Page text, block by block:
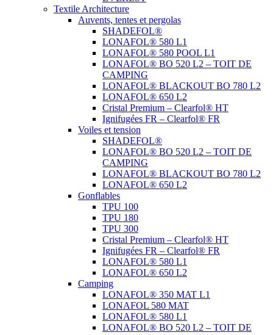
Textile Architecture
Auvents, tentes et pergolas
SHADEFOL®
LONAFOL® 580 L1
LONAFOL® 580 POOL L1
LONAFOL® BO 520 L2 – TOIT DE
CAMPING
LONAFOL® BLACKOUT BO 780 L2
LONAFOL® 650 L2
Cristal Premium – Clearfol® HT
Ignifugées FR – Clearfol® FR
Voiles et tension
SHADEFOL®
LONAFOL® BO 520 L2 – TOIT DE
CAMPING
LONAFOL® BLACKOUT BO 780 L2
LONAFOL® 650 L2
Gonflables
TPU 100
TPU 180
TPU 300
Cristal Premium – Clearfol® HT
Ignifugées FR – Clearfol® FR
LONAFOL® 580 L1
LONAFOL® 650 L2
Camping
LONAFOL® 350 MAT L1
LONAFOL 580 MAT
LONAFOL® 580 L1
LONAFOL® BO 520 L2 – TOIT DE